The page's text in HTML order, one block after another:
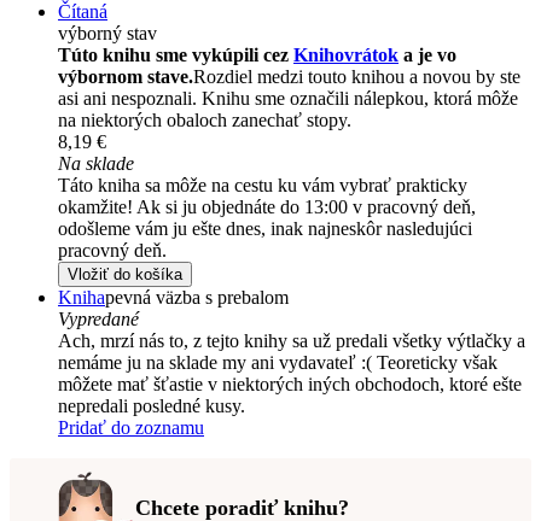
Čítaná
výborný stav
Túto knihu sme vykúpili cez Knihovrátok a je vo
výbornom stave.Rozdiel medzi touto knihou a novou by ste
asi ani nespoznali. Knihu sme označili nálepkou, ktorá môže
na niektorých obaloch zanechať stopy.
8,19 €
Na sklade
Táto kniha sa môže na cestu ku vám vybrať prakticky
okamžite! Ak si ju objednáte do 13:00 v pracovný deň,
odošleme vám ju ešte dnes, inak najneskôr nasledujúci
pracovný deň.
Vložiť do košíka
Knihapevná väzba s prebalom
Vypredané
Ach, mrzí nás to, z tejto knihy sa už predali všetky výtlačky a
nemáme ju na sklade my ani vydavateľ :( Teoreticky však
môžete mať šťastie v niektorých iných obchodoch, ktoré ešte
nepredali posledné kusy.
Pridať do zoznamu
Chcete poradiť knihu?